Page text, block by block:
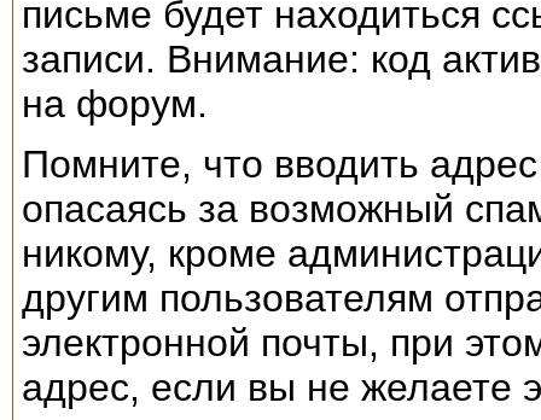
письме будет находиться
записи. Внимание: код
на форум.
Помните, что вводить
опасаясь за возможный
никому, кроме
другим пользователям
электронной почты, при
адрес, если вы не желаете